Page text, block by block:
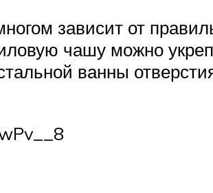
зависит от
чашу можно
ванны